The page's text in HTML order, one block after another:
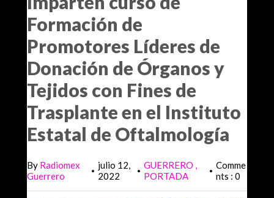
Formación de
Promotores Líderes de
Donación de Órganos y
Tejidos con Fines de
Trasplante en el Instituto
Estatal de Oftalmología
By Radiomex
Guerrero
• julio 12,
2022
• GUERRERO
PORTADA
• Comme
nts : 0